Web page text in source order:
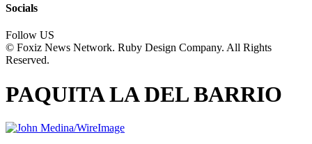
Socials
Follow US
© Foxiz News Network. Ruby Design Company. All Rights
Reserved.
PAQUITA LA DEL BARRIO